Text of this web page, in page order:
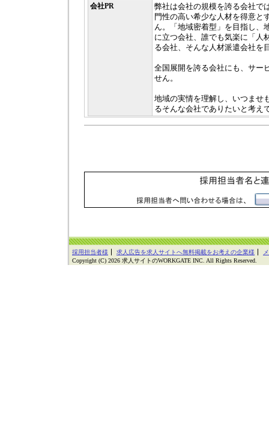
会社PR
弊社は会社の規模を誇る会社で
門性の高い希少な人材を得意と
ん。「地域密着型」を目指し、
に立つ会社、誰でも気楽に「人
る会社、そんな人材派遣会社を
全国展開を誇る会社にも、サー
せん。
地域の実情を理解し、いつませ
るそんな会社でありたいと考え
採用担当者様 求人広告を求人サイトへ無料掲載をお考えの企業様
Copyright (C) 2026 求人サイトのWORKGATE INC. All Rights Reserved.